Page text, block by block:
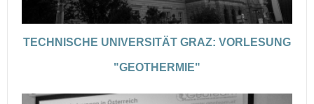
TECHNISCHE UNIVERSITÄT GRAZ: VORLESUNG
"GEOTHERMIE"